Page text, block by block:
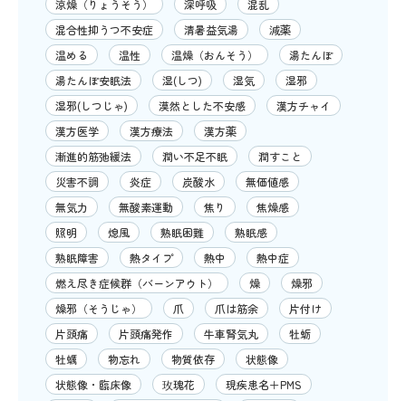
涼燥（りょうそう） 深呼吸
混乱
混合性抑うつ不安症
清暑益気湯
減薬
温める
温性 温燥（おんそう）
湯たんぽ
湯たんぽ安眠法
湿(しつ) 湿気
湿邪
湿邪(しつじゃ)
漠然とした不安感
漢方チャイ
漢方医学
漢方療法
漢方薬
漸進的筋弛緩法
潤い不足不眠
潤すこと
災害不調
炎症 炭酸水
無価値感
無気力
無酸素運動 焦り
焦燥感
照明
熄風 熟眠困難
熟眠感
熟眠障害
熱タイプ 熱中
熱中症
燃え尽き症候群（バーンアウト）
燥
燥邪
燥邪（そうじゃ）
爪 爪は筋余
片付け
片頭痛
片頭痛発作 牛車腎気丸
牡蛎
牡蠣
物忘れ 物質依存
状態像
状態像・臨床像
玫瑰花
現疾患名＋PMS